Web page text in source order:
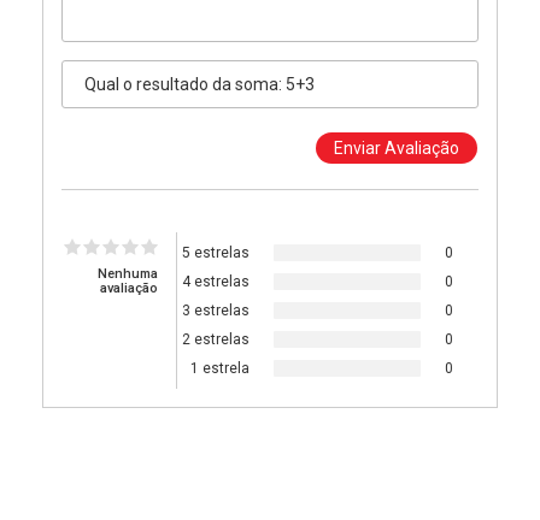
Nenhuma
avaliação
5 estrelas
0
4 estrelas
0
3 estrelas
0
2 estrelas
0
1 estrela
0